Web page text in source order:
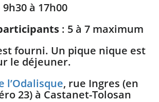
9h30 à 17h00
: 5 à 7 maximum
fourni. Un pique nique est
le déjeuner.
l’Odalisque, rue Ingres (en
23) à Castanet-Tolosan